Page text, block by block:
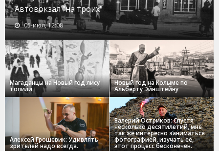
Автовокзал "на троих"
05-июл, 12:08
Магаданцы на Новый год лису
топили
Новый год на Колыме по
Альберту Эйнштейну
Алексей Грошевик: Удивлять
зрителей надо всегда.
Валерий Остриков: Спустя
несколько десятилетий, мне
так же интересно заниматься
фотографией, изучать ее,
этот процесс бесконечен.